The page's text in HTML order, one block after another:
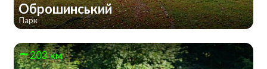
Оброшинський
Парк
203 км